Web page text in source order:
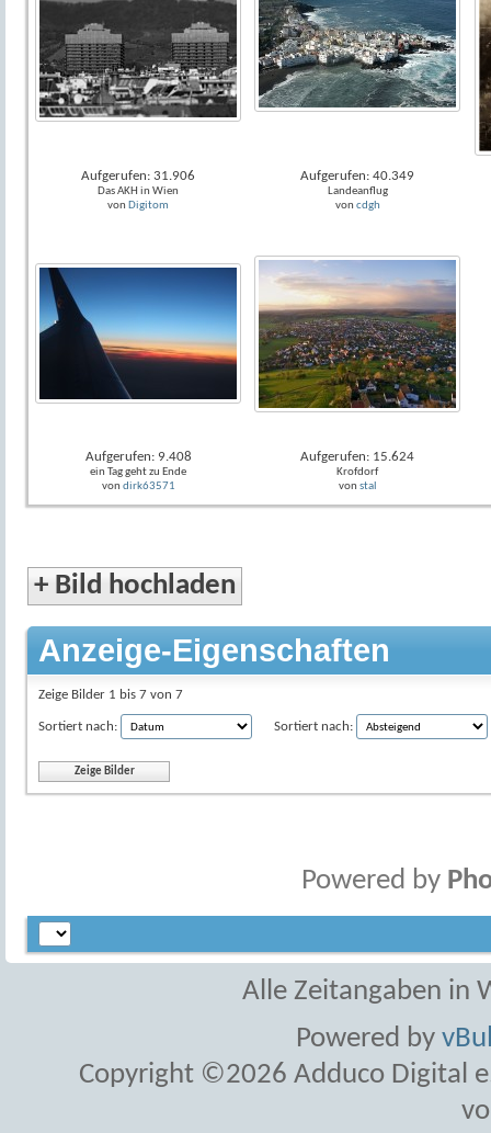
Aufgerufen: 31.906
Das AKH in Wien
von Digitom
Aufgerufen: 40.349
Landeanflug
von cdgh
Aufgerufen: 9.408
ein Tag geht zu Ende
von dirk63571
Aufgerufen: 15.624
Krofdorf
von stal
+ Bild hochladen
Anzeige-Eigenschaften
Zeige Bilder 1 bis 7 von 7
Sortiert nach: Sortiert nach:
Powered by
Alle Zeitangaben in
Powered by
Copyright ©2026 Adduco Digital